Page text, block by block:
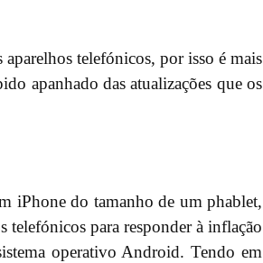
telefónicos, por isso é mais
apanhado das atualizações que os
iPhone do tamanho de um phablet,
telefónicos para responder à inflação
operativo Android. Tendo em